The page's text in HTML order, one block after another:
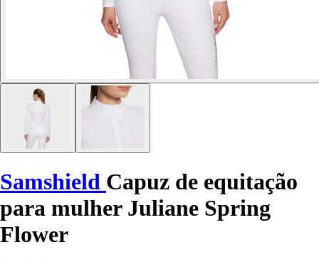
Samshield Capuz de equitação
para mulher Juliane Spring
Flower